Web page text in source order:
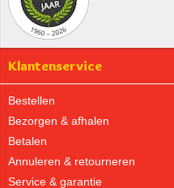
Klantenservice
Bestellen
Bezorgen & afhalen
Betalen
Annuleren & retourneren
Service & garantie